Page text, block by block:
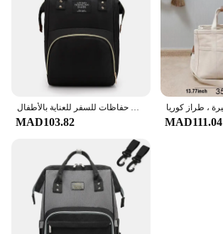
حقيبة حفاظات للأمهات حقيبة ظهر ذات سعة كبيرة حقيبة للأم والطفل متعددة الوظائف مقاومة للمياه خارجية حقائب حفاظات للسفر للعناية بالأطفال
MAD103.82 MAD111.04